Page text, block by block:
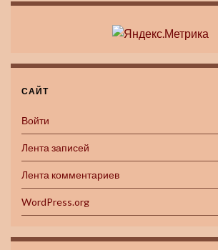
САЙТ
Войти
Лента записей
Лента комментариев
WordPress.org